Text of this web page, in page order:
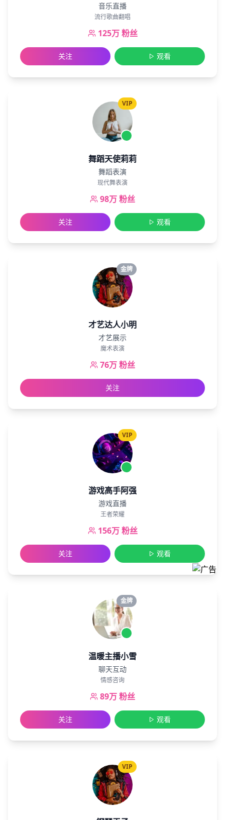
音乐直播
流行歌曲翻唱
125万粉丝
关注 观看
VIP
舞蹈天使莉莉
舞蹈表演
现代舞表演
98万粉丝
关注 观看
金牌
才艺达人小明
才艺展示
魔术表演
76万粉丝
关注
VIP
游戏高手阿强
游戏直播
王者荣耀
156万粉丝
关注 观看
金牌
温暖主播小雪
聊天互动
情感咨询
89万粉丝
关注 观看
VIP